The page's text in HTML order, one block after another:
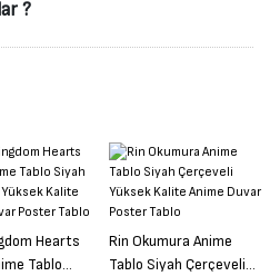
?
Hearts
Tablo
Rin Okumura Anime
Tablo Siyah Çerçeveli